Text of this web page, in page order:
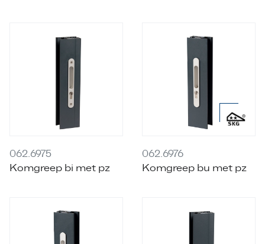
062.6975
Komgreep bi met pz
062.6976
Komgreep bu met pz